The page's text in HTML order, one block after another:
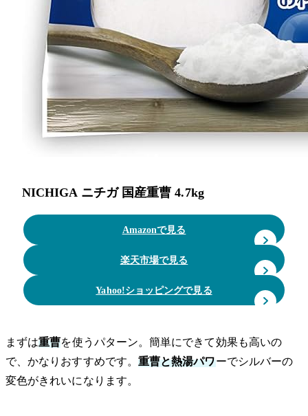
NICHIGA ニチガ 国産重曹 4.7kg
Amazonで見る
楽天市場で見る
Yahoo!ショッピングで見る
まずは重曹を使うパターン。簡単にできて効果も高いの
で、かなりおすすめです。 重曹と熱湯パワーでシルバーの
変色がきれいになります。